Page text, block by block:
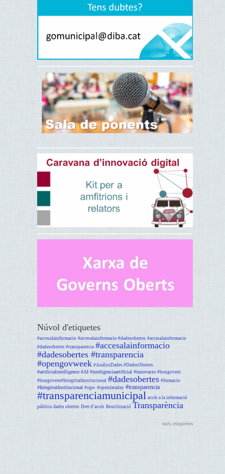
Núvol d'etiquetes
#accesalainformacio #accesalainformacio #dadesobertes #accesalainformacio
#dadesobertes #transparencia #accesalainformacio
#dadesobertes #transparencia
#opengovweek #AnàlisiDades #DadesObertes
#artificialintelligence #AI #inteligenciaartificial #innovacio #bongovern
#bongovern#IntegritatInstitucional #dadesobertes #formacio
#IntegritatInstitucional #ogw #opendataday #transparencia
#transparenciamunicipal accés a la informació
pública dades obertes Dret d’accés Reutilització Transparència
més etiquetes